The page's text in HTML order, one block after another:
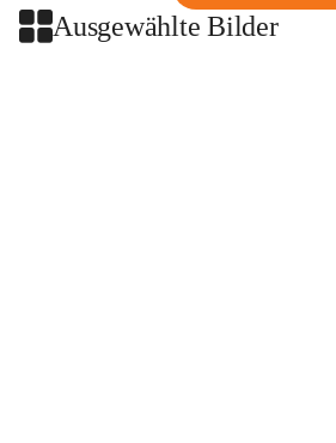
Ausgewählte Bilder